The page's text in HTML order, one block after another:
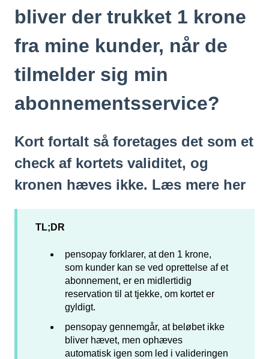
bliver der trukket 1 krone
fra mine kunder, når de
tilmelder sig min
abonnementsservice?
Kort fortalt så foretages det som et
check af kortets validitet, og
kronen hæves ikke. Læs mere her
TL;DR
pensopay forklarer, at den 1 krone,
som kunder kan se ved oprettelse af et
abonnement, er en midlertidig
reservation til at tjekke, om kortet er
gyldigt.
pensopay gennemgår, at beløbet ikke
bliver hævet, men ophæves
automatisk igen som led i valideringen